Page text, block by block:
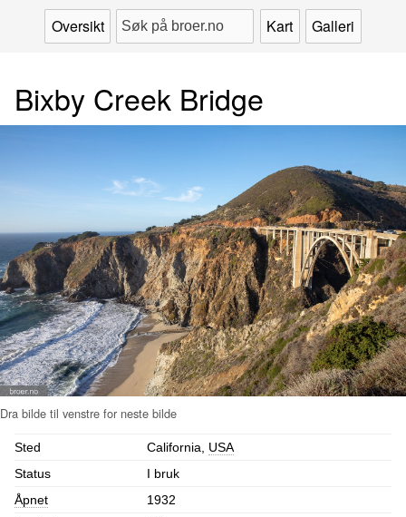
Oversikt Kart Galleri
Bixby Creek Bridge
Sted California, USA
Status
I bruk
Åpnet
1932